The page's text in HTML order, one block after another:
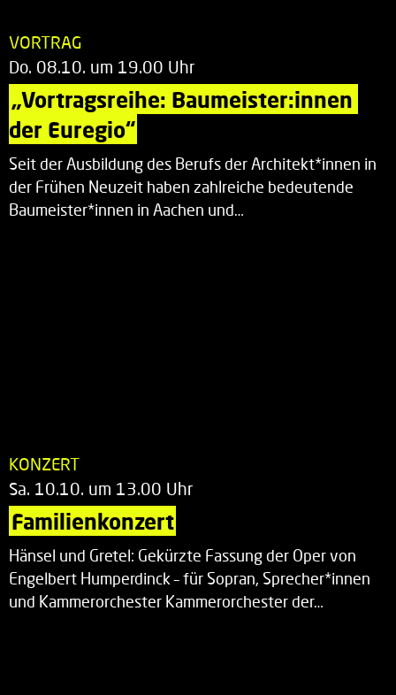
VORTRAG
Do. 08.10. um 19.00 Uhr
„Vortragsreihe: Baumeister:innen
der Euregio“
Seit der Ausbildung des Berufs der Architekt*innen in
der Frühen Neuzeit haben zahlreiche bedeutende
Baumeister*innen in Aachen und…
KONZERT
Sa. 10.10. um 13.00 Uhr
Familienkonzert
Hänsel und Gretel: Gekürzte Fassung der Oper von
Engelbert Humperdinck – für Sopran, Sprecher*innen
und Kammerorchester Kammerorchester der…